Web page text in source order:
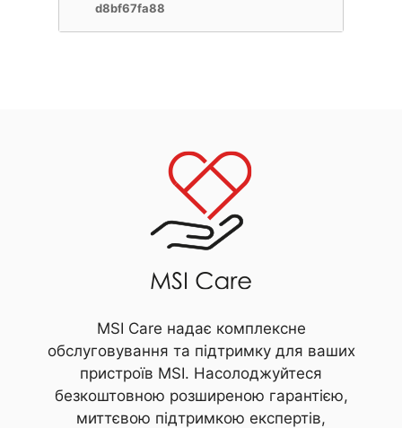
d8bf67fa88
MSI Care надає комплексне
обслуговування та підтримку для ваших
пристроїв MSI. Насолоджуйтеся
безкоштовною розширеною гарантією,
миттєвою підтримкою експертів,